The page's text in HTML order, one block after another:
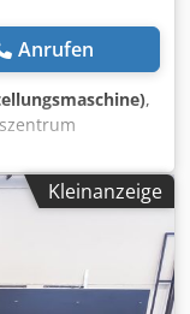
Anrufen
,
Achse: 2.550 mm
Ausstattung: -
- 3x
Magazinplätzen
Csdpfx Abjp
-
Kleinanzeige